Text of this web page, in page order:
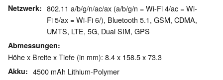
Netzwerk
802.11 a/b/g/n/ac/ax (a/b/g/n = Wi-Fi 4/ac = Wi-
Fi 5/ax = Wi-Fi 6/), Bluetooth 5.1, GSM, CDMA,
UMTS, LTE, 5G, Dual SIM, GPS
Abmessungen
Höhe x Breite x Tiefe (in mm): 8.4 x 158.5 x 73.3
Akku 4500 mAh Lithium-Polymer